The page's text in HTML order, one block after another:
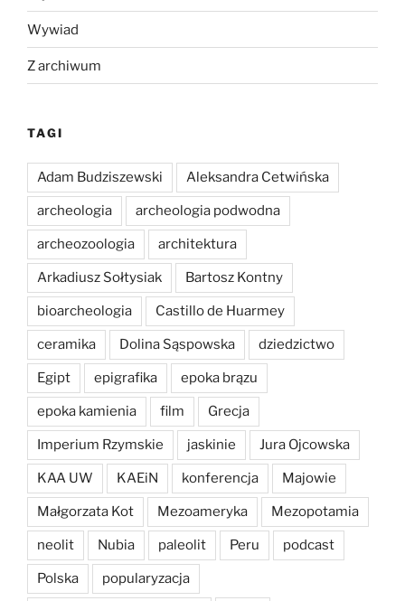
Wywiad
Z archiwum
TAGI
Adam Budziszewski Aleksandra Cetwińska
archeologia archeologia podwodna
archeozoologia architektura
Arkadiusz Sołtysiak Bartosz Kontny
bioarcheologia Castillo de Huarmey
ceramika Dolina Sąspowska dziedzictwo
Egipt epigrafika epoka brązu
epoka kamienia film Grecja
Imperium Rzymskie jaskinie Jura Ojcowska
KAA UW KAEiN konferencja Majowie
Małgorzata Kot Mezoameryka Mezopotamia
neolit Nubia paleolit Peru podcast
Polska popularyzacja